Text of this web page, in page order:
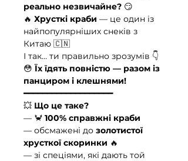
реально незвичайне? 😏
🔥 Хрусткі краби — це один із
найпопулярніших снеків з
Китаю 🇨🇳
І так… ти правильно зрозумів 👇
😳 Їх їдять повністю — разом із
панциром і клешнями!
━━━━━━━━━━━━━━━━━━━
💥 Що це таке?
— 🦀 100% справжні краби
— обсмажені до золотистої
хрусткої скоринки 🔥
— зі спеціями, які дають той